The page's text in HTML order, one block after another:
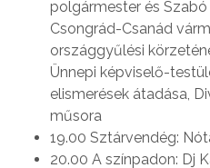
polgármester és
Csongrád-Csanád
országgyűlési
Ünnepi képviselő-
elismerések átadása,
műsora
19.00 Sztárvendég:
20.00 A színpadon: Dj